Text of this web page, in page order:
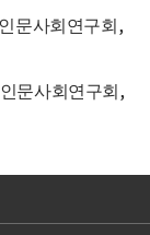
문사회연구회,
문사회연구회,